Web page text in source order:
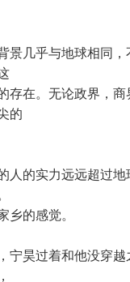
几乎与地球相同，
存在。无论政界，商
的
的实力远远超过地
乡的感觉。
昊过着和他没穿越